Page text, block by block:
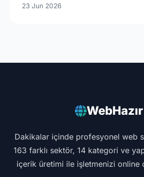
23 Jun 2026
WebHazır
Dakikalar içinde profesyonel web
163 farklı sektör, 14 kategori ve
içerik üretimi ile işletmenizi online